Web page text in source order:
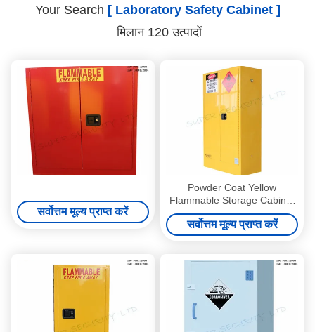
Your Search [ Laboratory Safety Cabinet ]
मिलान 120 उत्पादों
सर्वोत्तम मूल्य प्राप्त करें
Powder Coat Yellow
Flammable Storage Cabinet
Double Wall With Two 2''
Vents
सर्वोत्तम मूल्य प्राप्त करें